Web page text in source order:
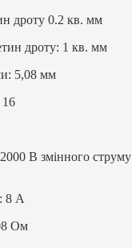
дроту 0.2 кв. мм
дроту: 1 кв. мм
5,08 мм
16
В змінного струму
8 А
Ом